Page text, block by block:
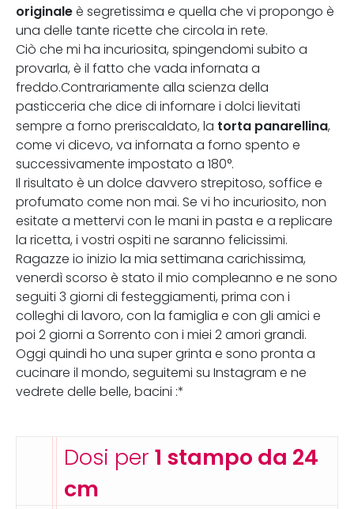
originale è segretissima e quella che vi propongo è
una delle tante ricette che circola in rete.
Ciò che mi ha incuriosita, spingendomi subito a
provarla, è il fatto che vada infornata a
freddo.Contrariamente alla scienza della
pasticceria che dice di infornare i dolci lievitati
sempre a forno preriscaldato, la torta panarellina,
come vi dicevo, va infornata a forno spento e
successivamente impostato a 180°.
Il risultato è un dolce davvero strepitoso, soffice e
profumato come non mai. Se vi ho incuriosito, non
esitate a mettervi con le mani in pasta e a replicare
la ricetta, i vostri ospiti ne saranno felicissimi.
Ragazze io inizio la mia settimana carichissima,
venerdì scorso è stato il mio compleanno e ne sono
seguiti 3 giorni di festeggiamenti, prima con i
colleghi di lavoro, con la famiglia e con gli amici e
poi 2 giorni a Sorrento con i miei 2 amori grandi.
Oggi quindi ho una super grinta e sono pronta a
cucinare il mondo, seguitemi su Instagram e ne
vedrete delle belle, bacini :*
Dosi per 1 stampo da 24
cm